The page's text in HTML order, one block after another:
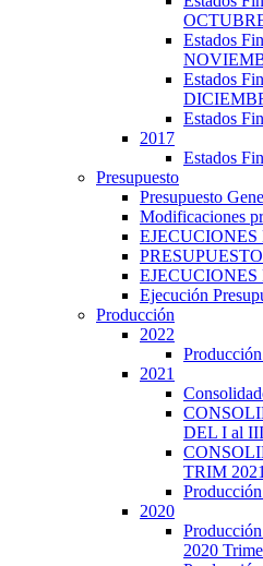
Estados
Estados
Estados
2017
Estados
Presupuesto
Presupuesto
Modificaciones
EJECUCIONES
EJECUCIONES
Ejecución
Producción
2022
2021
DEL I al
TRIM 2021
2020
2020